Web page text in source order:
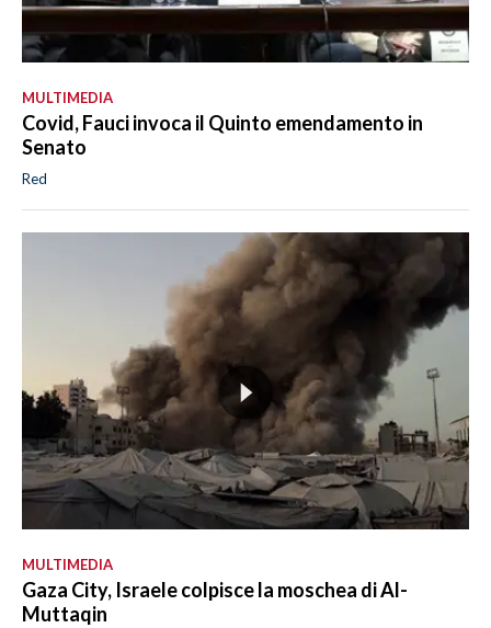
MULTIMEDIA
Covid, Fauci invoca il Quinto emendamento in
Senato
Red
MULTIMEDIA
Gaza City, Israele colpisce la moschea di Al-
Muttaqin